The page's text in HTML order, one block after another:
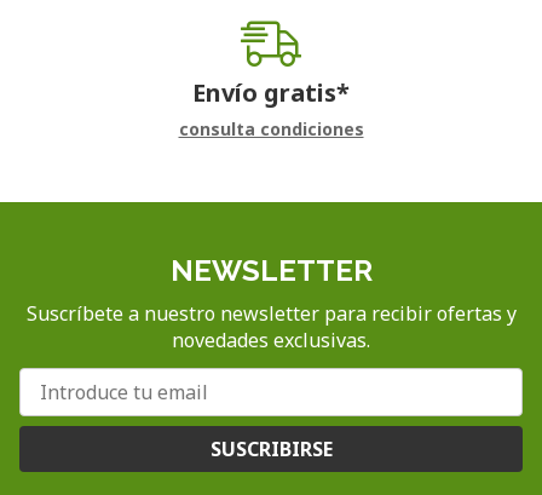
Envío gratis*
consulta condiciones
NEWSLETTER
Suscríbete a nuestro newsletter para recibir ofertas y
novedades exclusivas.
SUSCRIBIRSE